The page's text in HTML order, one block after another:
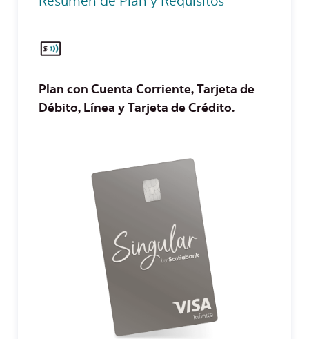
Plan con Cuenta Corriente, Tarjeta de
Débito, Línea y Tarjeta de Crédito.